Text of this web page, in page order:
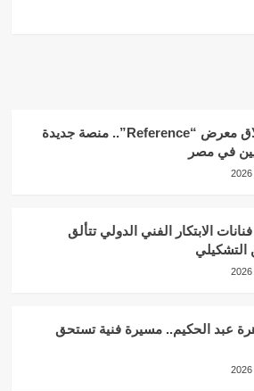
آلاء الرفاعي تعلن انطلاق معرض “Reference”.. منصة جديدة
في مصر
الابتكار الفني الدولي تتألق
التشكيلي
زهرة عبد الحكيم.. مسيرة فنية تستحق